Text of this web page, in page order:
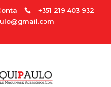
 +351 219 403 932